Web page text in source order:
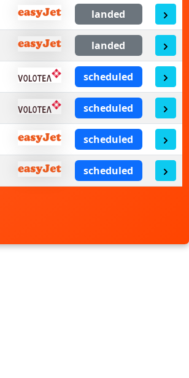
landed
landed
scheduled
scheduled
scheduled
scheduled